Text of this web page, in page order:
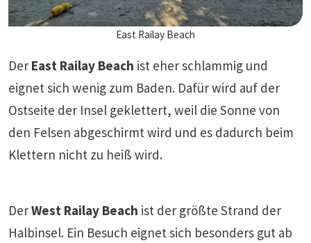
East Railay Beach
Der East Railay Beach ist eher schlammig und
eignet sich wenig zum Baden. Dafür wird auf der
Ostseite der Insel geklettert, weil die Sonne von
den Felsen abgeschirmt wird und es dadurch beim
Klettern nicht zu heiß wird.
DerWest Railay Beach ist der größte Strand der
Halbinsel. Ein Besuch eignet sich besonders gut ab